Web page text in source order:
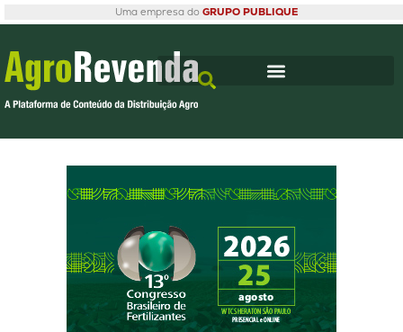
Uma empresa do GRUPO PUBLIQUE